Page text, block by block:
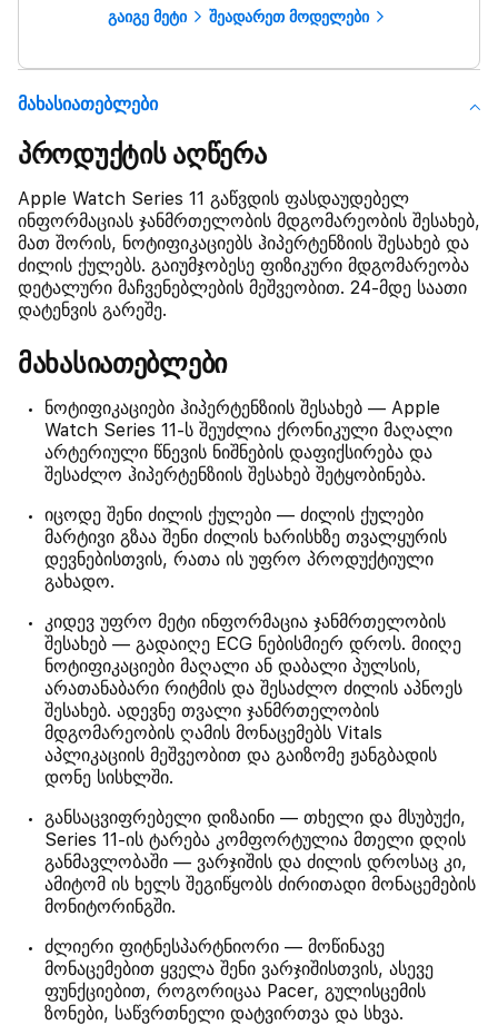
გაიგე მეტი შეადარეთ მოდელები
Მახასიათებლები
პროდუქტის აღწერა
Apple Watch Series 11 გაწვდის ფასდაუდებელ
ინფორმაციას ჯანმრთელობის მდგომარეობის შესახებ,
მათ შორის, ნოტიფიკაციებს ჰიპერტენზიის შესახებ და
ძილის ქულებს. გაიუმჯობესე ფიზიკური მდგომარეობა
დეტალური მაჩვენებლების მეშვეობით. 24-მდე საათი
დატენვის გარეშე.
მახასიათებლები
ნოტიფიკაციები ჰიპერტენზიის შესახებ — Apple
Watch Series 11-ს შეუძლია ქრონიკული მაღალი
არტერიული წნევის ნიშნების დაფიქსირება და
შესაძლო ჰიპერტენზიის შესახებ შეტყობინება.
იცოდე შენი ძილის ქულები — ძილის ქულები
მარტივი გზაა შენი ძილის ხარისხზე თვალყურის
დევნებისთვის, რათა ის უფრო პროდუქტიული
გახადო.
კიდევ უფრო მეტი ინფორმაცია ჯანმრთელობის
შესახებ — გადაიღე ECG ნებისმიერ დროს. მიიღე
ნოტიფიკაციები მაღალი ან დაბალი პულსის,
არათანაბარი რიტმის და შესაძლო ძილის აპნოეს
შესახებ. ადევნე თვალი ჯანმრთელობის
მდგომარეობის ღამის მონაცემებს Vitals
აპლიკაციის მეშვეობით და გაიზომე ჟანგბადის
დონე სისხლში.
განსაცვიფრებელი დიზაინი — თხელი და მსუბუქი,
Series 11-ის ტარება კომფორტულია მთელი დღის
განმავლობაში — ვარჯიშის და ძილის დროსაც კი,
ამიტომ ის ხელს შეგიწყობს ძირითადი მონაცემების
მონიტორინგში.
ძლიერი ფიტნესპარტნიორი — მოწინავე
მონაცემებით ყველა შენი ვარჯიშისთვის, ასევე
ფუნქციებით, როგორიცაა Pacer, გულისცემის
ზონები, საწვრთნელი დატვირთვა და სხვა.